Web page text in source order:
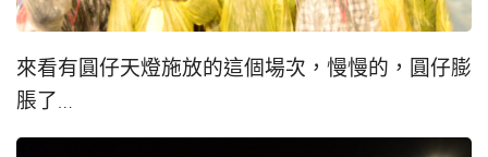
來看有圓仔天燈施放的這個場次，慢慢的，圓仔膨
脹了…